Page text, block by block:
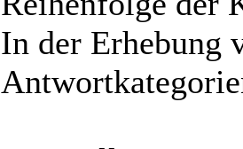
In der Erhebung